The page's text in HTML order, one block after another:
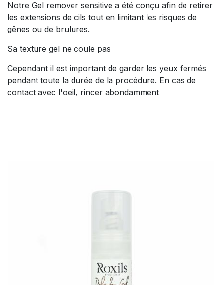
Notre Gel remover sensitive a été conçu afin de retirer
les extensions de cils tout en limitant les risques de
gênes ou de brulures.
Sa texture gel ne coule pas
Cependant il est important de garder les yeux fermés
pendant toute la durée de la procédure. En cas de
contact avec l'oeil, rincer abondamment